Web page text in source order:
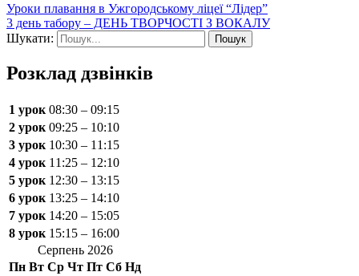
Уроки плавання в Ужгородському ліцеї “Лідер”
3 день табору – ДЕНЬ ТВОРЧОСТІ З ВОКАЛУ
Шукати:
Розклад дзвінків
1 урок 08:30 – 09:15
2 урок 09:25 – 10:10
3 урок 10:30 – 11:15
4 урок 11:25 – 12:10
5 урок 12:30 – 13:15
6 урок 13:25 – 14:10
7 урок 14:20 – 15:05
8 урок 15:15 – 16:00
Серпень 2026
Пн Вт Ср Чт Пт Сб Нд